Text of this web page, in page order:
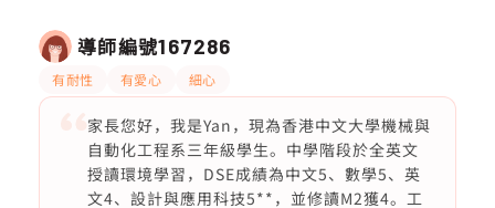
導師編號167286
有耐性 有愛心 細心
家長您好，我是Yan，現為香港中文大學機械與
自動化工程系三年級學生。中學階段於全英文
授讀環境學習，DSE成績為中文5、數學5、英
文4、設計與應用科技5**，並修讀M2獲4。工